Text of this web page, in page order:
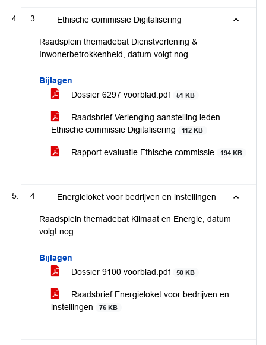
3 Ethische commissie Digitalisering
Raadsplein themadebat Dienstverlening &
Inwonerbetrokkenheid, datum volgt nog
Bijlagen
Dossier 6297 voorblad.pdf
51 KB
Raadsbrief Verlenging aanstelling leden
Ethische commissie Digitalisering
112 KB
Rapport evaluatie Ethische commissie 194 KB
4 Energieloket voor bedrijven en instellingen
Raadsplein themadebat Klimaat en Energie, datum
volgt nog
Bijlagen
Dossier 9100 voorblad.pdf
50 KB
Raadsbrief Energieloket voor bedrijven en
instellingen
76 KB